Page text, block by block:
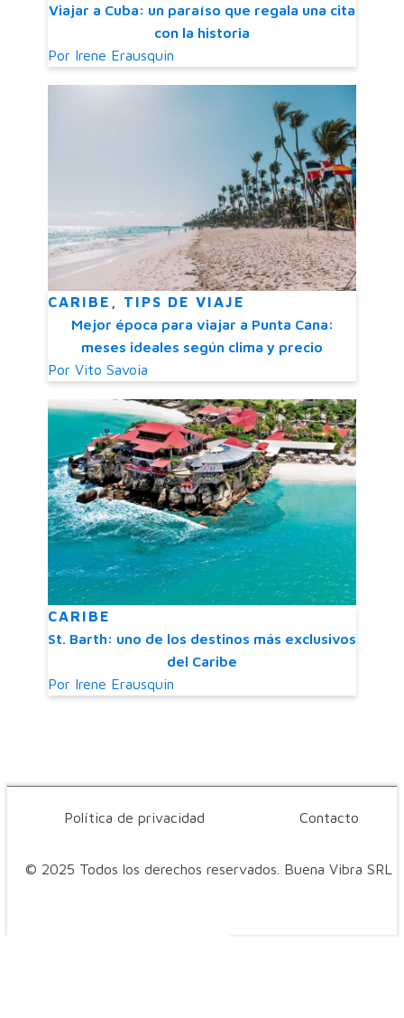
Viajar a Cuba: un paraíso que regala una cita
con la historia
Por Irene Erausquin
CARIBE
TIPS DE VIAJE
Mejor época para viajar a Punta Cana:
meses ideales según clima y precio
Por Vito Savoia
CARIBE
St. Barth: uno de los destinos más exclusivos
del Caribe
Por Irene Erausquin
© 2025 Todos los derechos reservados. Buena Vibra SRL
Política de privacidad Contacto